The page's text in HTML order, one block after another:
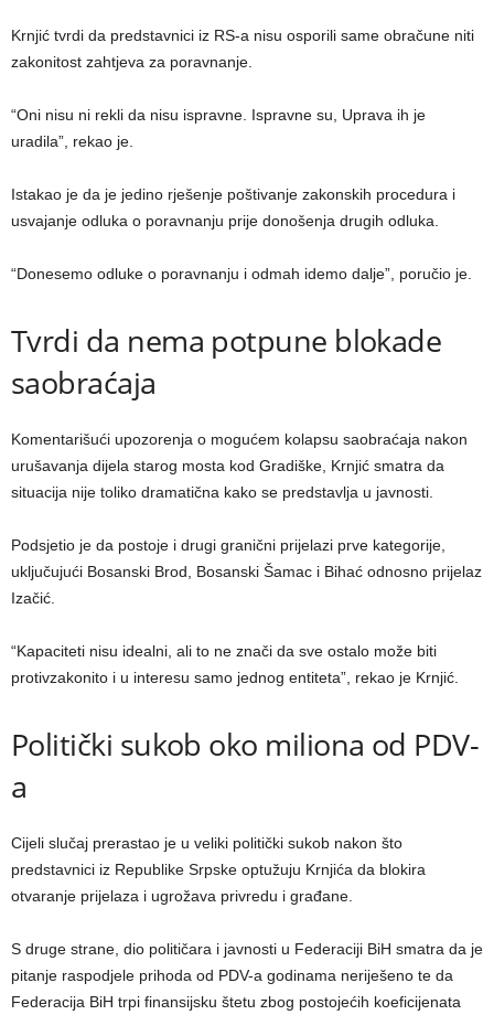
Krnjić tvrdi da predstavnici iz RS-a nisu osporili same obračune niti
zakonitost zahtjeva za poravnanje.
“Oni nisu ni rekli da nisu ispravne. Ispravne su, Uprava ih je
uradila”, rekao je.
Istakao je da je jedino rješenje poštivanje zakonskih procedura i
usvajanje odluka o poravnanju prije donošenja drugih odluka.
“Donesemo odluke o poravnanju i odmah idemo dalje”, poručio je.
Tvrdi da nema potpune blokade
saobraćaja
Komentarišući upozorenja o mogućem kolapsu saobraćaja nakon
urušavanja dijela starog mosta kod Gradiške, Krnjić smatra da
situacija nije toliko dramatična kako se predstavlja u javnosti.
Podsjetio je da postoje i drugi granični prijelazi prve kategorije,
uključujući Bosanski Brod, Bosanski Šamac i Bihać odnosno prijelaz
Izačić.
“Kapaciteti nisu idealni, ali to ne znači da sve ostalo može biti
protivzakonito i u interesu samo jednog entiteta”, rekao je Krnjić.
Politički sukob oko miliona od PDV-
a
Cijeli slučaj prerastao je u veliki politički sukob nakon što
predstavnici iz Republike Srpske optužuju Krnjića da blokira
otvaranje prijelaza i ugrožava privredu i građane.
S druge strane, dio političara i javnosti u Federaciji BiH smatra da je
pitanje raspodjele prihoda od PDV-a godinama neriješeno te da
Federacija BiH trpi finansijsku štetu zbog postojećih koeficijenata